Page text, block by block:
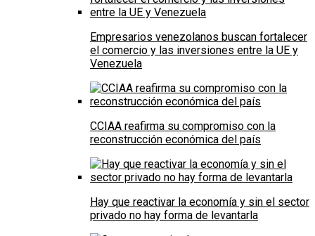
Empresarios venezolanos buscan fortalecer
el comercio y las inversiones entre la UE y
Venezuela
CCIAA reafirma su compromiso con la
reconstrucción económica del país
Hay que reactivar la economía y sin el sector
privado no hay forma de levantarla